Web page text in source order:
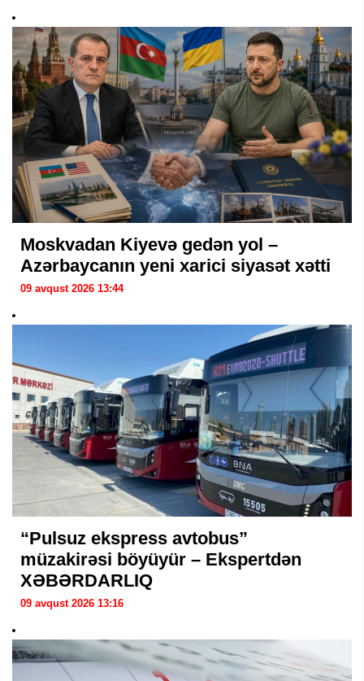
Moskvadan Kiyevə gedən yol –
Azərbaycanın yeni xarici siyasət xətti
09 avqust 2026 13:44
“Pulsuz ekspress avtobus”
müzakirəsi böyüyür – Ekspertdən
XƏBƏRDARLIQ
09 avqust 2026 13:16